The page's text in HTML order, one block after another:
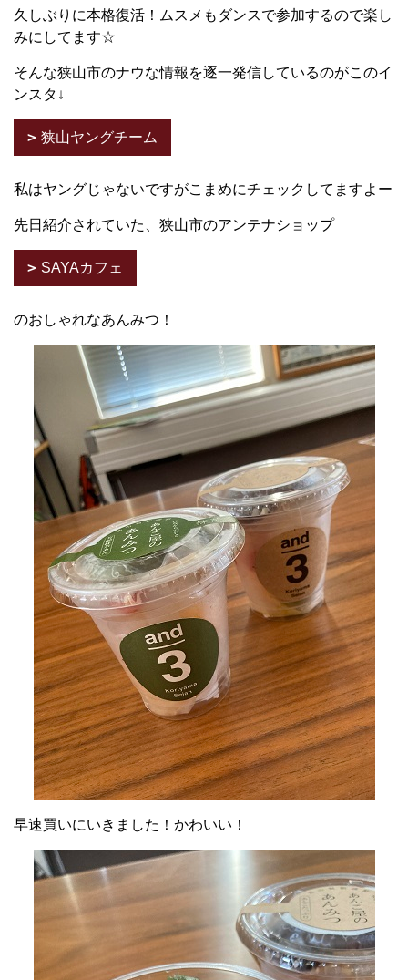
久しぶりに本格復活！ムスメもダンスで参加するので楽し
みにしてます☆
そんな狭山市のナウな情報を逐一発信しているのがこのイ
ンスタ↓
狭山ヤングチーム
私はヤングじゃないですがこまめにチェックしてますよー
先日紹介されていた、狭山市のアンテナショップ
SAYAカフェ
のおしゃれなあんみつ！
早速買いにいきました！かわいい！